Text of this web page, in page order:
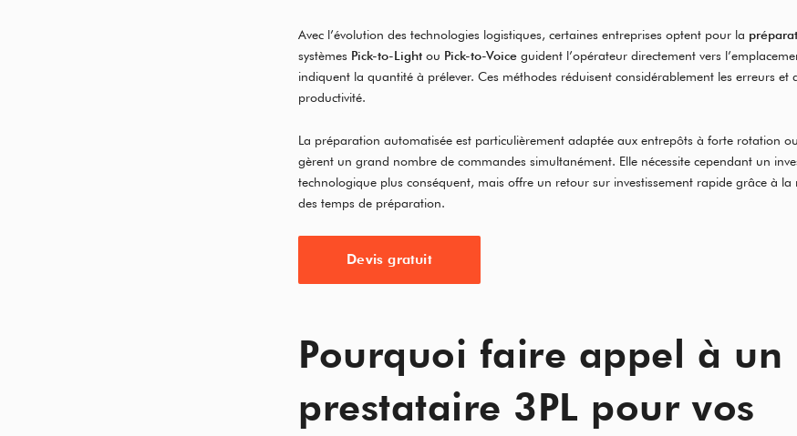
Avec l’évolution des technologies logistiques, certaines entreprises optent pour la
systèmes Pick-to-Light ou Pick-to-Voice guident l’opérateur directement vers
indiquent la quantité à prélever. Ces méthodes réduisent considérablement les erreurs et
productivité.
La préparation automatisée est particulièrement adaptée aux entrepôts à forte rotation
gèrent un grand nombre de commandes simultanément. Elle nécessite cependant un
technologique plus conséquent, mais offre un retour sur investissement rapide grâce à la
des temps de préparation.
Devis gratuit
Pourquoi faire appel à un
prestataire 3PL pour vos